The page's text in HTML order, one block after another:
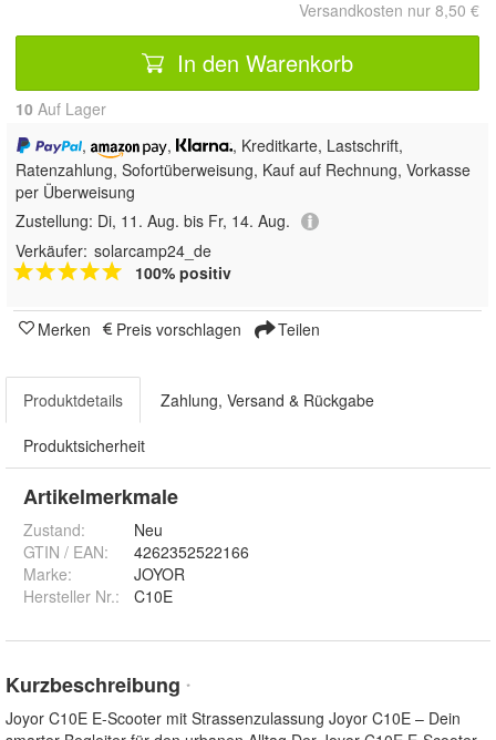
Versandkosten nur 8,50 €
In den Warenkorb
10 Auf Lager
,
,
, Kreditkarte, Lastschrift,
Ratenzahlung, Sofortüberweisung, Kauf auf Rechnung, Vorkasse
per Überweisung
Zustellung: Di, 11. Aug. bis Fr, 14. Aug.
Verkäufer: solarcamp24_de
100% positiv
Merken Preis vorschlagen Teilen
Produktdetails Zahlung, Versand & Rückgabe
Produktsicherheit
Artikelmerkmale
Zustand:
Neu
GTIN / EAN:
4262352522166
Marke:
JOYOR
Hersteller Nr.:
C10E
Kurzbeschreibung *
Joyor C10E E-Scooter mit Strassenzulassung Joyor C10E – Dein